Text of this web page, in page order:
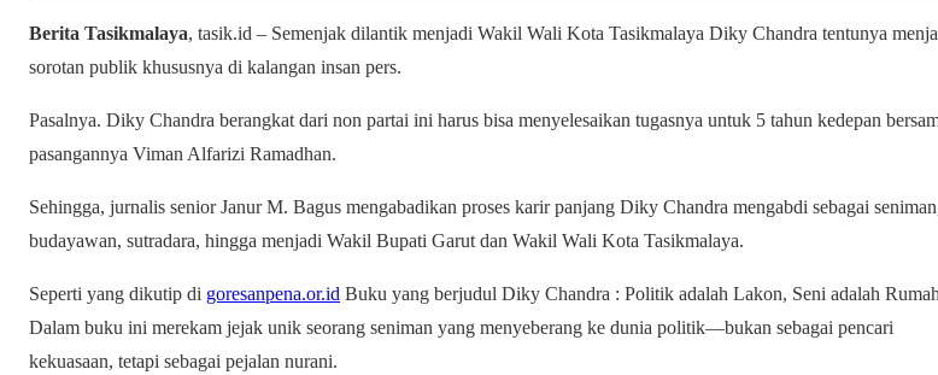
Berita Tasikmalaya, tasik.id – Semenjak dilantik menjadi Wakil Wali Kota Tasikmalaya Diky Chandra tentunya
sorotan publik khususnya di kalangan insan pers.
Pasalnya. Diky Chandra berangkat dari non partai ini harus bisa menyelesaikan tugasnya untuk 5 tahun kedepan
pasangannya Viman Alfarizi Ramadhan.
Sehingga, jurnalis senior Janur M. Bagus mengabadikan proses karir panjang Diky Chandra mengabdi sebagai
budayawan, sutradara, hingga menjadi Wakil Bupati Garut dan Wakil Wali Kota Tasikmalaya.
Seperti yang dikutip di goresanpena.or.id Buku yang berjudul Diky Chandra : Politik adalah Lakon, Seni adalah
Dalam buku ini merekam jejak unik seorang seniman yang menyeberang ke dunia politik—bukan sebagai pencari
kekuasaan, tetapi sebagai pejalan nurani.